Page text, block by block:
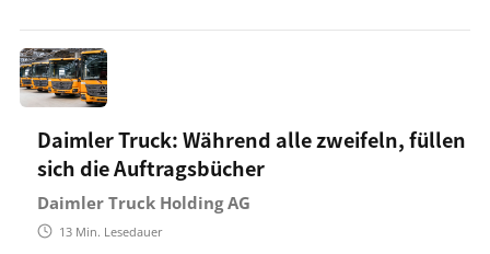
Daimler Truck: Während alle zweifeln, füllen
sich die Auftragsbücher
Daimler Truck Holding AG
13 Min. Lesedauer